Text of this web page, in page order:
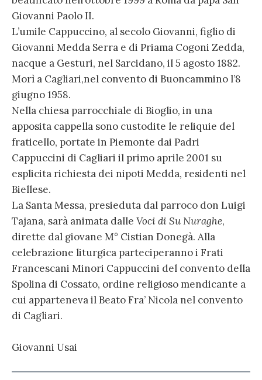
Giovanni Paolo II.
L’umile Cappuccino, al secolo Giovanni, figlio di
Giovanni Medda Serra e di Priama Cogoni Zedda,
nacque a Gesturi, nel Sarcidano, il 5 agosto 1882.
Morì a Cagliari,nel convento di Buoncammino l’8
giugno 1958.
Nella chiesa parrocchiale di Bioglio, in una
apposita cappella sono custodite le reliquie del
fraticello, portate in Piemonte dai Padri
Cappuccini di Cagliari il primo aprile 2001 su
esplicita richiesta dei nipoti Medda, residenti nel
Biellese.
La Santa Messa, presieduta dal parroco don Luigi
Tajana, sarà animata dalle Voci di Su Nuraghe,
dirette dal giovane M° Cistian Donegà. Alla
celebrazione liturgica parteciperanno i Frati
Francescani Minori Cappuccini del convento della
Spolina di Cossato, ordine religioso mendicante a
cui apparteneva il Beato Fra’ Nicola nel convento
di Cagliari.
Giovanni Usai